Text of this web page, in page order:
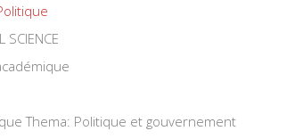
SCIENCE
Thema: Politique et gouvernement